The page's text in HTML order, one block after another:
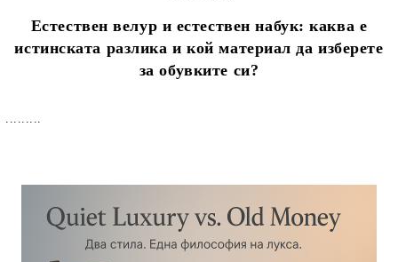
Естествен велур и естествен набук: каква е
истинската разлика и кой материал да изберете
за обувките си?